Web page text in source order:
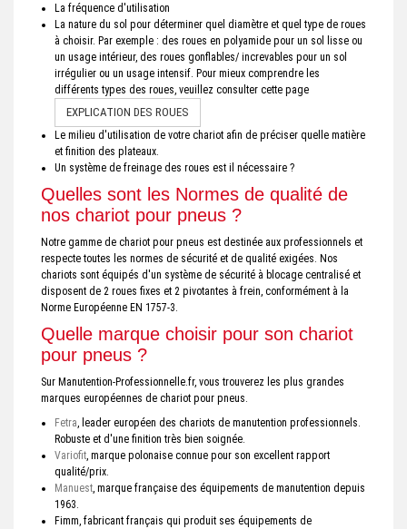
La fréquence d'utilisation
La nature du sol pour déterminer quel diamètre et quel type de roues
à choisir. Par exemple : des roues en polyamide pour un sol lisse ou
un usage intérieur, des roues gonflables/ increvables pour un sol
irrégulier ou un usage intensif. Pour mieux comprendre les
différents types des roues, veuillez consulter cette page
EXPLICATION DES ROUES
Le milieu d'utilisation de votre chariot afin de préciser quelle matière
et finition des plateaux.
Un système de freinage des roues est il nécessaire ?
Quelles sont les Normes de qualité de
nos chariot pour pneus ?
Notre gamme de chariot pour pneus est destinée aux professionnels et
respecte toutes les normes de sécurité et de qualité exigées. Nos
chariots sont équipés d'un système de sécurité à blocage centralisé et
disposent de 2 roues fixes et 2 pivotantes à frein, conformément à la
Norme Européenne EN 1757-3.
Quelle marque choisir pour son chariot
pour pneus ?
Sur Manutention-Professionnelle.fr, vous trouverez les plus grandes
marques européennes de chariot pour pneus.
Fetra, leader européen des chariots de manutention professionnels.
Robuste et d'une finition très bien soignée.
Variofit, marque polonaise connue pour son excellent rapport
qualité/prix.
Manuest, marque française des équipements de manutention depuis
1963.
Fimm, fabricant français qui produit ses équipements de